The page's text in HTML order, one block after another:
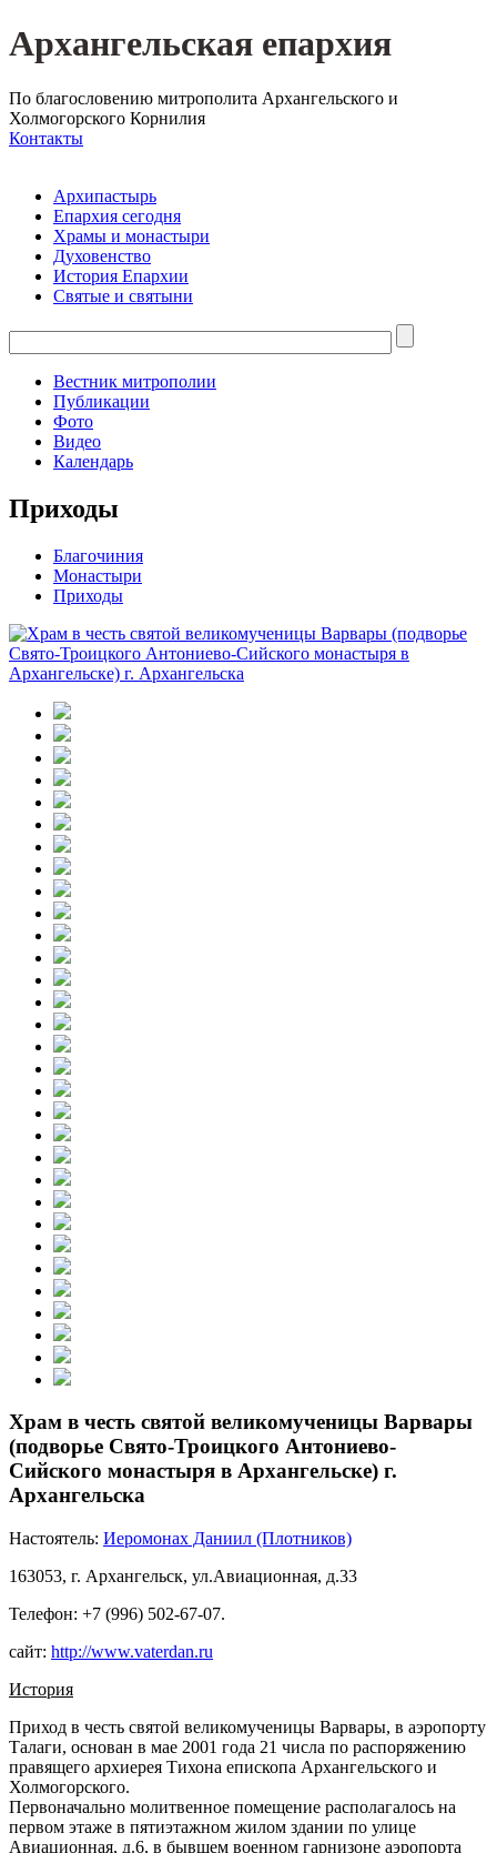
Архангельская епархия
По благословению митрополита Архангельского и
Холмогорского Корнилия
Контакты
Архипастырь
Епархия сегодня
Храмы и монастыри
Духовенство
История Епархии
Святые и святыни
Вестник митрополии
Публикации
Фото
Видео
Календарь
Приходы
Благочиния
Монастыри
Приходы
Храм в честь святой великомученицы Варвары
(подворье Свято-Троицкого Антониево-
Сийского монастыря в Архангельске) г.
Архангельска
Настоятель: Иеромонах Даниил (Плотников)
163053, г. Архангельск, ул.Авиационная, д.33
Телефон: +7 (996) 502-67-07‬.
сайт: http://www.vaterdan.ru
История
Приход в честь святой великомученицы Варвары, в аэропорту
Талаги, основан в мае 2001 года 21 числа по распоряжению
правящего архиерея Тихона епископа Архангельского и
Холмогорского.
Первоначально молитвенное помещение располагалось на
первом этаже в пятиэтажном жилом здании по улице
Авиационная, д.6, в бывшем военном гарнизоне аэропорта